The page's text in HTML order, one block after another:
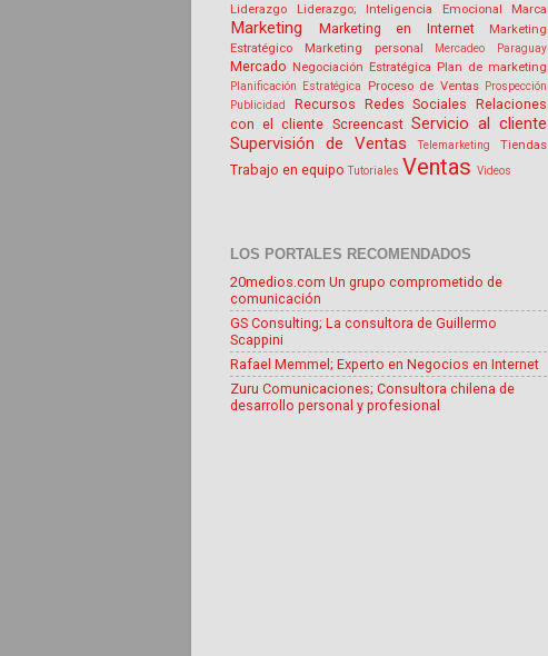
Liderazgo Liderazgo; Inteligencia Emocional Marca
Marketing Marketing en Internet
Marketing
Estratégico
Marketing personal Mercadeo Paraguay
Mercado Negociación Estratégica Plan de marketing
Planificación Estratégica Proceso de Ventas
Prospección
Publicidad
Recursos Redes Sociales Relaciones
con el cliente Screencast Servicio al cliente
Supervisión de Ventas
Telemarketing Tiendas
Trabajo en equipo Tutoriales Ventas Videos
LOS PORTALES RECOMENDADOS
20medios.com Un grupo comprometido de
comunicación
GS Consulting; La consultora de Guillermo
Scappini
Rafael Memmel; Experto en Negocios en Internet
Zuru Comunicaciones; Consultora chilena de
desarrollo personal y profesional